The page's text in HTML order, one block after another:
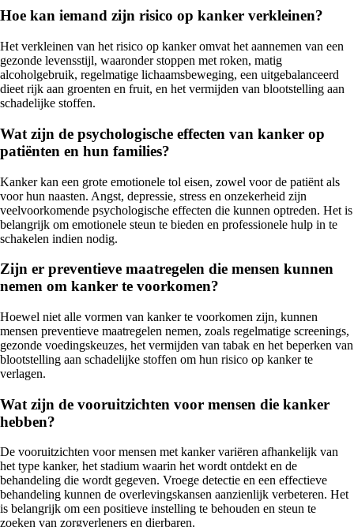
Hoe kan iemand zijn risico op kanker verkleinen?
Het verkleinen van het risico op kanker omvat het aannemen van een
gezonde levensstijl, waaronder stoppen met roken, matig
alcoholgebruik, regelmatige lichaamsbeweging, een uitgebalanceerd
dieet rijk aan groenten en fruit, en het vermijden van blootstelling aan
schadelijke stoffen.
Wat zijn de psychologische effecten van kanker op
patiënten en hun families?
Kanker kan een grote emotionele tol eisen, zowel voor de patiënt als
voor hun naasten. Angst, depressie, stress en onzekerheid zijn
veelvoorkomende psychologische effecten die kunnen optreden. Het is
belangrijk om emotionele steun te bieden en professionele hulp in te
schakelen indien nodig.
Zijn er preventieve maatregelen die mensen kunnen
nemen om kanker te voorkomen?
Hoewel niet alle vormen van kanker te voorkomen zijn, kunnen
mensen preventieve maatregelen nemen, zoals regelmatige screenings,
gezonde voedingskeuzes, het vermijden van tabak en het beperken van
blootstelling aan schadelijke stoffen om hun risico op kanker te
verlagen.
Wat zijn de vooruitzichten voor mensen die kanker
hebben?
De vooruitzichten voor mensen met kanker variëren afhankelijk van
het type kanker, het stadium waarin het wordt ontdekt en de
behandeling die wordt gegeven. Vroege detectie en een effectieve
behandeling kunnen de overlevingskansen aanzienlijk verbeteren. Het
is belangrijk om een positieve instelling te behouden en steun te
zoeken van zorgverleners en dierbaren.